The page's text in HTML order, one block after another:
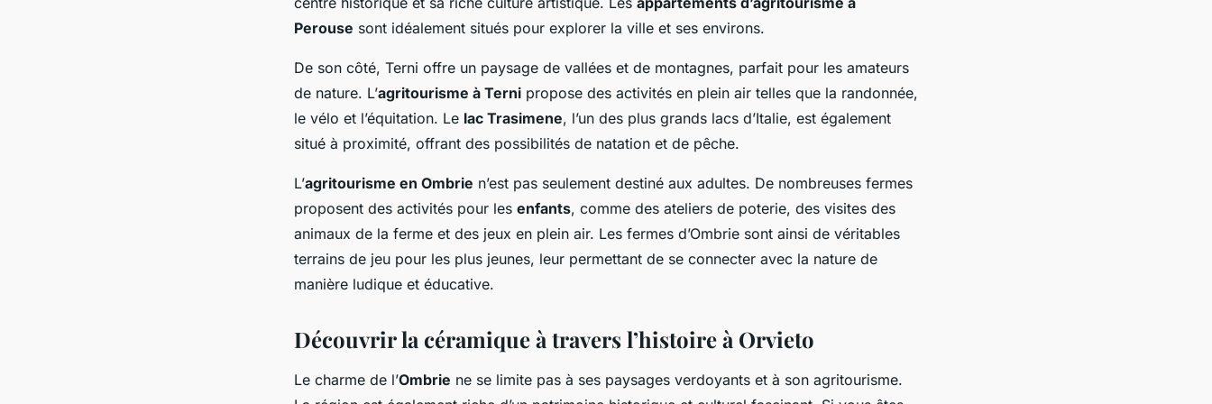
Perouse sont idéalement situés pour explorer la ville et ses environs.
De son côté, Terni offre un paysage de vallées et de montagnes, parfait pour les amateurs
de nature. L’agritourisme à Terni propose des activités en plein air telles que la randonnée,
le vélo et l’équitation. Le lac Trasimene, l’un des plus grands lacs d’Italie, est également
situé à proximité, offrant des possibilités de natation et de pêche.
L’agritourisme en Ombrie n’est pas seulement destiné aux adultes. De nombreuses fermes
proposent des activités pour les enfants, comme des ateliers de poterie, des visites des
animaux de la ferme et des jeux en plein air. Les fermes d’Ombrie sont ainsi de véritables
terrains de jeu pour les plus jeunes, leur permettant de se connecter avec la nature de
manière ludique et éducative.
Découvrir la céramique à travers l’histoire à Orvieto
Le charme de l’Ombrie ne se limite pas à ses paysages verdoyants et à son agritourisme.